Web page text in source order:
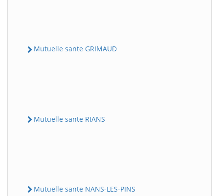
Mutuelle sante GRIMAUD
Mutuelle sante RIANS
Mutuelle sante NANS-LES-PINS